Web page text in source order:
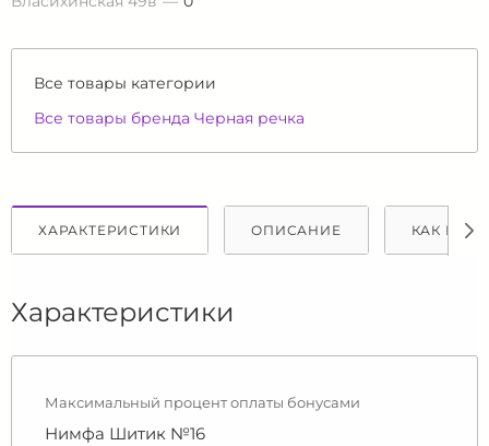
Все товары категории
Все товары бренда Черная речка
ХАРАКТЕРИСТИКИ ОПИСАНИЕ КАК
Характеристики
Максимальный процент оплаты бонусами
Нимфа Шитик №16